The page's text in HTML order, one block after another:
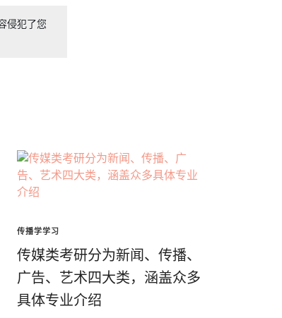
侵犯了您
传播学学习
传媒类考研分为新闻、传播、
广告、艺术四大类，涵盖众多
具体专业介绍